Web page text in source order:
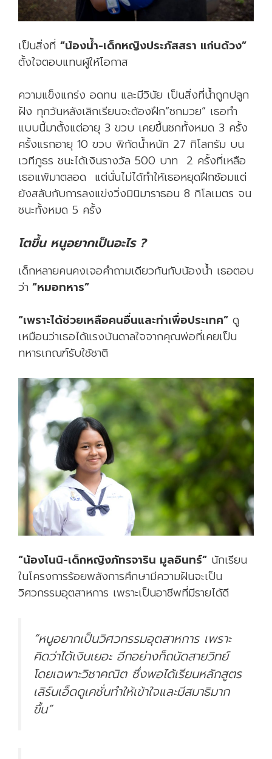
เป็นสิ่งที่ “น้องน้ำ-เด็กหญิงประภัสสรา แก่นด้วง”
ตั้งใจตอบแทนผู้ให้โอกาส
ความแข็งแกร่ง อดทน และมีวินัย เป็นสิ่งที่น้ำถูกปลูก
ฝัง ทุกวันหลังเลิกเรียนจะต้องฝึก“ชกมวย” เธอทำ
แบบนี้มาตั้งแต่อายุ 3 ขวบ เคยขึ้นชกทั้งหมด 3 ครั้ง
ครั้งแรกอายุ 10 ขวบ พิกัดน้ำหนัก 27 กิโลกรัม บน
เวทีภูธร ชนะได้เงินรางวัล 500 บาท 2 ครั้งที่เหลือ
เธอแพ้มาตลอด แต่นั่นไม่ได้ทำให้เธอหยุดฝึกซ้อมแต่
ยังสลับกับการลงแข่งวิ่งมินิมาราธอน 8 กิโลเมตร จน
ชนะทั้งหมด 5 ครั้ง
โตขึ้น หนูอยากเป็นอะไร ?
เด็กหลายคนคงเจอคำถามเดียวกันกับน้องน้ำ เธอตอบ
ว่า “หมอทหาร”
“เพราะได้ช่วยเหลือคนอื่นและทำเพื่อประเทศ” ดู
เหมือนว่าเธอได้แรงบันดาลใจจากคุณพ่อที่เคยเป็น
ทหารเกณฑ์รับใช้ชาติ
“น้องโนนิ-เด็กหญิงภัทรจาริน มูลอินทร์” นักเรียน
ในโครงการร้อยพลังการศึกษามีความฝันจะเป็น
วิศวกรรมอุตสาหการ เพราะเป็นอาชีพที่มีรายได้ดี
“หนูอยากเป็นวิศวกรรมอุตสาหการ เพราะ
คิดว่าได้เงินเยอะ อีกอย่างก็ถนัดสายวิทย์
โดยเฉพาะวิชาคณิต ซึ่งพอได้เรียนหลักสูตร
เลิร์นเอ็ดดูเคชั่นทำให้เข้าใจและมีสมาธิมาก
ขึ้น”